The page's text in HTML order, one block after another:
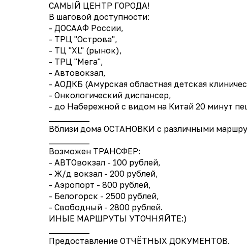
САМЫЙ ЦЕНТР ГОРОДА!
В шаговой доступности:
- ДОСААФ России,
- ТРЦ "Острова",
- ТЦ "XL" (рынок),
- ТРЦ "Мега",
- Автовокзал,
- АОДКБ (Амурская областная детская
- Онкологический диспансер,
- до Набережной с видом на Китай 20 минут
Вблизи дома ОСТАНОВКИ с различными
Возможен ТРАНСФЕР:
- АВТОвокзал - 100 рублей,
- Ж/д вокзал - 200 рублей,
- Аэропорт - 800 рублей,
- Белогорск - 2500 рублей,
- Свободный - 2800 рублей.
ИНЫЕ МАРШРУТЫ УТОЧНЯЙТЕ:)
Предоставление ОТЧЁТНЫХ ДОКУМЕНТОВ.